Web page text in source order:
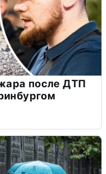
после ДТП